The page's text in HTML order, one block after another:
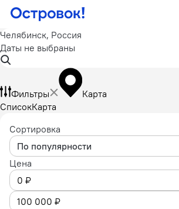
Челябинск, Россия
Даты не выбраны
Фильтры
Карта
СписокКарта
Сортировка
По популярности
Цена